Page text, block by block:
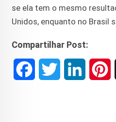
se ela tem o mesmo
Unidos, enquanto no Brasil
Compartilhar Post: